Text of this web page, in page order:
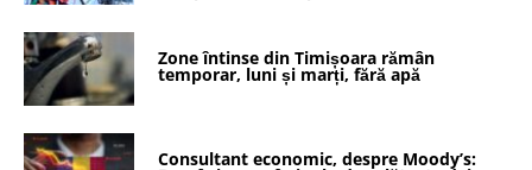
Zone întinse din Timișoara rămân
temporar, luni și marți, fără apă
Consultant economic, despre Moody’s: